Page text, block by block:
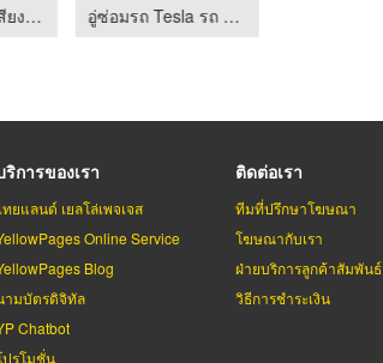
รับติดตั้งเครื่องเสียงรถยนต์ วัชรพล รามอินทรา - Facts Audio
อู่ซ่อมรถ Tesla รถ BYD - KPT Body Service
ริการของเรา
ทยแลนด์ เยลโล่เพจเจส
Online Service
Blog
ามบัตรดิจิทัล
Chatbot
ปรโมชั่น
ติดต่อเรา
ทีมที่ปรึกษาโฆษณา
โฆษณากับเรา
ฝ่ายบริการลูกค้าสัมพันธ์
วิธีการชำระเงิน